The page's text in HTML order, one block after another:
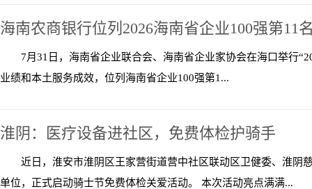
海南农商银行位列2026海南省企业100强第11
7月31日，海南省企业联合会、海南省企业家协会在海口举行
业绩和本土服务成效，位列海南省企业100强第1...
淮阴：医疗设备进社区，免费体检护骑手
近日，淮安市淮阴区王家营街道营中社区联动区卫健委、淮阴
单位，正式启动骑士节免费体检关爱活动。 本次活动亮点满满...